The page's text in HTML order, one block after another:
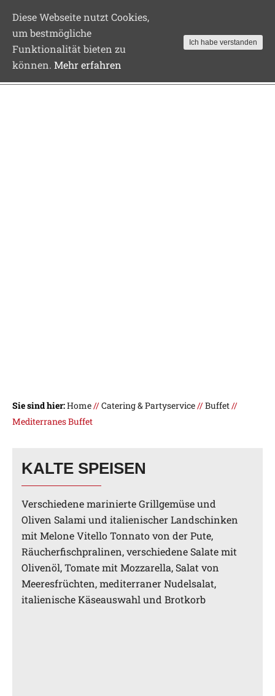
0162 9669317
info@sonne-vilsingen.de
Sie sind hier:Home//Catering & Partyservice//Buffet//
Mediterranes Buffet
KALTE SPEISEN
Verschiedene marinierte Grillgemüse und
Oliven Salami und italienischer Landschinken
mit Melone Vitello Tonnato von der Pute,
Räucherfischpralinen, verschiedene Salate mit
Olivenöl, Tomate mit Mozzarella, Salat von
Meeresfrüchten, mediterraner Nudelsalat,
italienische Käseauswahl und Brotkorb
Diese Webseite nutzt Cookies,
um bestmögliche
Funktionalität bieten zu
können. Mehr erfahren
Ich habe verstanden